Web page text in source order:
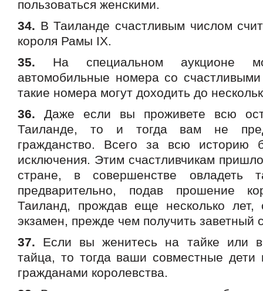
пользоваться женскими.
34. В Таиланде счастливым числом
короля Рамы IХ.
35. На специальном аукционе
автомобильные номера со
такие номера могут доходить до
36. Даже если вы проживете всю
Таиланде, то и тогда вам не
гражданство. Всего за всю
исключения. Этим счастливчикам
стране, в совершенстве овладеть
предварительно, подав прошение
Таиланд, прождав еще несколько лет,
экзамен, прежде чем получить заветный
37. Если вы женитесь на тайке или
тайца, то тогда ваши совместные дети
гражданами королевства.